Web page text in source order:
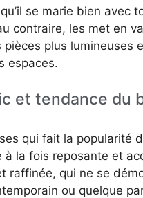
se marie bien avec
contraire, les met en
pièces plus lumineuses
espaces.
et tendance du
qui fait la
à la fois reposante et
raffinée, qui ne se
ou quelque